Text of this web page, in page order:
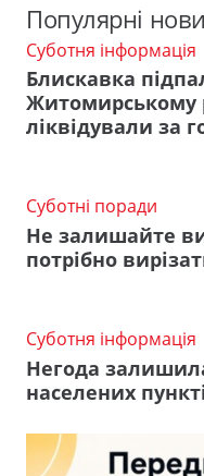
Популярні
Суботня інформація
Блискавка
Житомирському
ліквідували за
Суботні поради
Не залишайте
потрібно
Суботня інформація
Негода
населених